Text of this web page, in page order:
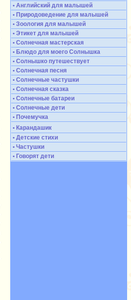
• Английский для малышей
• Природоведение для малышей
• Зоология для малышей
• Этикет для малышей
• Солнечная мастерская
• Блюдо для моего Солнышка
• Солнышко путешествует
• Солнечная песня
• Солнечные частушки
• Солнечная сказка
• Солнечные батареи
• Солнечные дети
• Почемучка
• Карандашик
• Детские стихи
• Частушки
• Говорят дети